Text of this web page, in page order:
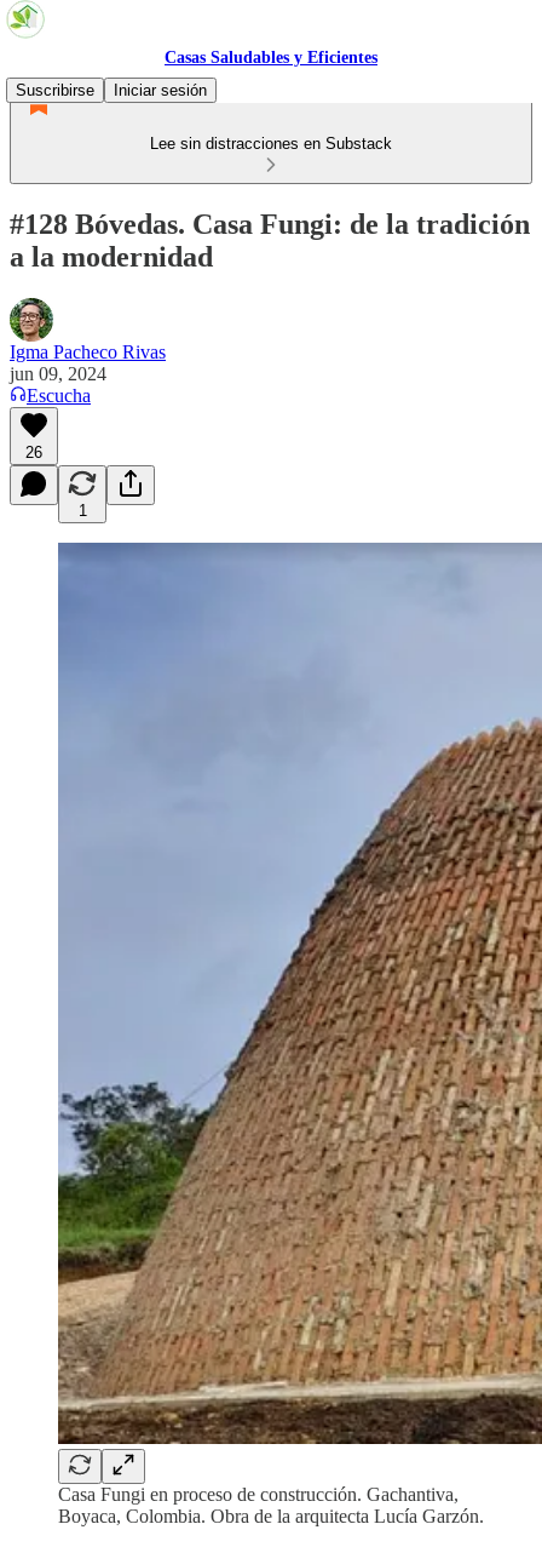
Casas Saludables y Eficientes
Suscribirse
Iniciar sesión
Lee sin distracciones en Substack
#128 Bóvedas. Casa Fungi: de la tradición
a la modernidad
Igma Pacheco Rivas
jun 09, 2024
Escucha
26
1
Casa Fungi en proceso de construcción. Gachantiva,
Boyaca, Colombia. Obra de la arquitecta Lucía Garzón.